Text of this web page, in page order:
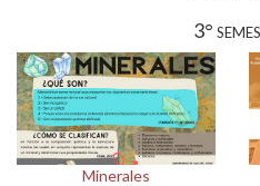
Acreditación Internacional
Alumnado
Aspirantes
3°
Minerales